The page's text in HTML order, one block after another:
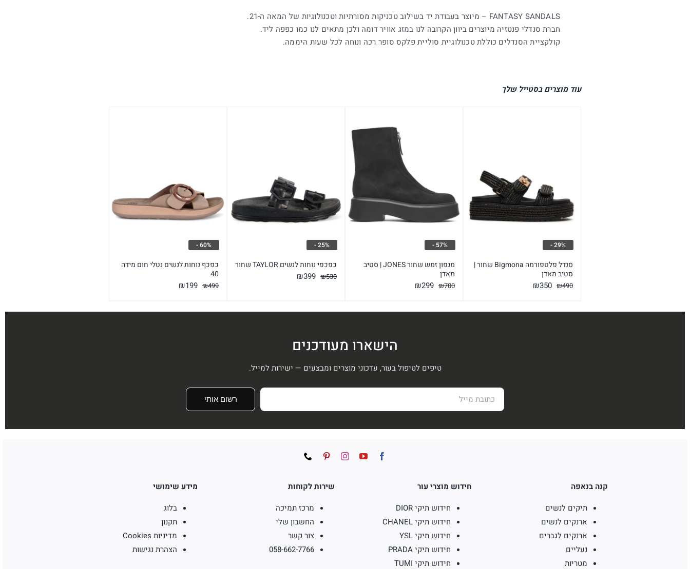
FANTASY SANDALS – מיוצר בעבודת יד בשילוב טכניקות מסורתיות וטכנולוגיות של המאה ה-21.
חברת סנדלי פנטזיה מיוצרים ביוון הקרובה לנו במזג אוויר דומה ולכן מתאים לנו כמו כפפה ליד.
קולקציית הסנדלים כוללת טכנולוגיית סוליית פלקס סופר רכה ונוחה לכל שעות היממה.
עוד מוצרים בסטייל שלך
סנדל פלטפורמה Bigmona שחור |
סטיב מאדן
₪490
המחיר
היה:
₪350 המחיר
הוא:
29% -
מגפון זמש שחור JONES | סטיב
מאדן
₪700
המחיר
היה:
₪299 המחיר
הוא:
57% -
כפכפי נוחות לנשים TAYLOR שחור
₪530
המחיר
₪399 המחיר
25% -
כפכף נוחות לנשים נטלי חום מידה
40
₪499
המחיר
היה:
₪199
הוא:
60% -
הישארו מעודכנים
טיפים לטיפול בעור, עדכוני מוצרים ומבצעים — ישירות למייל.
רשום אותי
קנה בנאפה
תיקים לנשים
ארנקים לנשים
ארנקים לגברים
נעליים
מטריות
חידוש מוצרי עור
חידוש תיקי DIOR
חידוש תיקי CHANEL
חידוש תיקי YSL
חידוש תיקי PRADA
חידוש תיקי TUMI
שירות לקוחות
מרכז תמיכה
החשבון שלי
צור קשר
058-662-7766
מידע שימושי
בלוג
תקנון
מדיניות Cookies
הצהרת נגישות